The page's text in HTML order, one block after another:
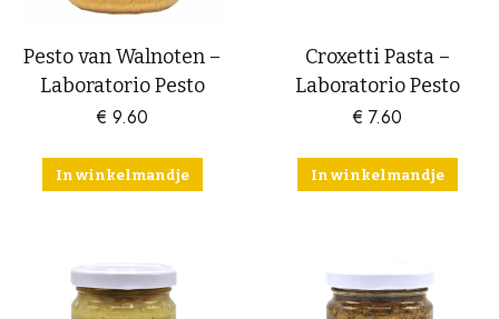
Pesto van Walnoten –
Laboratorio Pesto
€ 9.60
In winkelmandje
Croxetti Pasta –
Laboratorio Pesto
€ 7.60
In winkelmandje